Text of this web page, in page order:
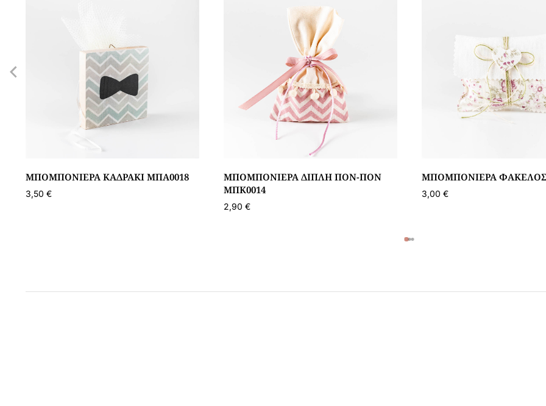
ΜΠΟΜΠΟΝΙΈΡΑ ΚΑΔΡΆΚΙ ΜΠΑ0018
3,50 €
ΜΠΟΜΠΟΝΙΈΡΑ ΔΙΠΛΉ ΠΟΝ-ΠΟΝ
ΜΠΚ0014
2,90 €
ΜΠΟΜΠΟΝΙΈΡΑ ΦΆΚΕΛΟΣ
3,00 €